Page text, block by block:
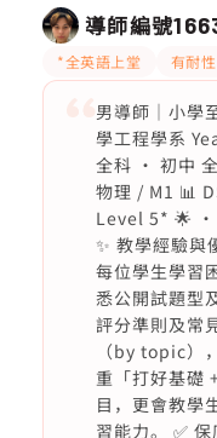
導師編號
*全英語上堂 有耐性
男導師｜小學
學工程學系
全科 • 初中
物理 / M1 📊
Level 5* 🌟
✨ 教學經驗
每位學生學習
悉公開試題型
評分準則及常
（by topic）
重「打好基礎
目，更會教學
習能力。 ✅